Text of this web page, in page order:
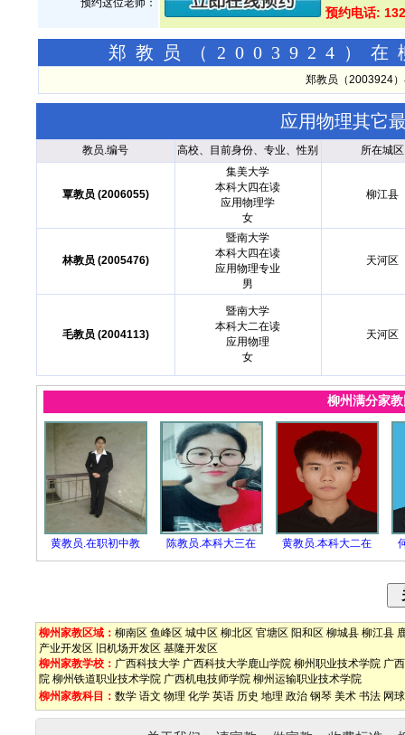
预约这位老师：
预约电话:
郑教员（2003924）在
郑教员（2003924
应用物理其它
教员.编号 高校、目前身份、专业、性别 所在城区
覃教员 (2006055)
集美大学
本科大四在读
应用物理学
女
柳江县
林教员 (2005476)
暨南大学
本科大四在读
应用物理专业
男
天河区
毛教员 (2004113)
暨南大学
本科大二在读
应用物理
女
天河区
柳州满分家
黄教员.在职初中教 陈教员.本科大三在 黄教员.本科大二在
柳州家教区域： 柳南区 鱼峰区 城中区 柳北区 官塘区 阳和区 柳城县 柳江县
产业开发区
旧机场开发区 基隆开发区
柳州家教学校： 广西科技大学 广西科技大学鹿山学院 柳州职业技术学院 广
院 柳州铁道职业技术学院 广西机电技师学院 柳州运输职业技术学院
柳州家教科目： 数学 语文 物理 化学 英语 历史 地理 政治 钢琴 美术 书法 网球